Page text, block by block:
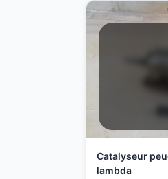
Catalyseur
lambda